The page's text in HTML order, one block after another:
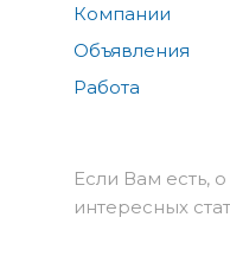
Компании
Объявления
Работа
Если Вам есть,
интересных